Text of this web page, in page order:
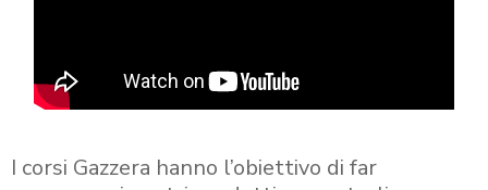
I corsi Gazzera hanno l’obiettivo di far